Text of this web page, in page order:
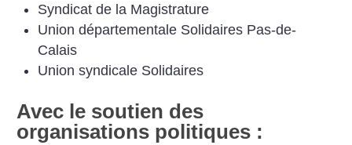
Syndicat de la Magistrature
Union départementale Solidaires Pas-de-
Calais
Union syndicale Solidaires
Avec le soutien des
organisations politiques :